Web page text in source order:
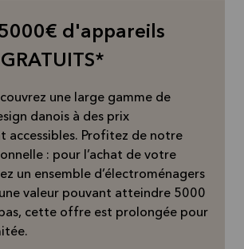
d'appareils
une large gamme de
danois à des prix
accessibles. Profitez de notre
: pour l’achat de votre
un ensemble d’électroménagers
valeur pouvant atteindre 5000
cette offre est prolongée pour